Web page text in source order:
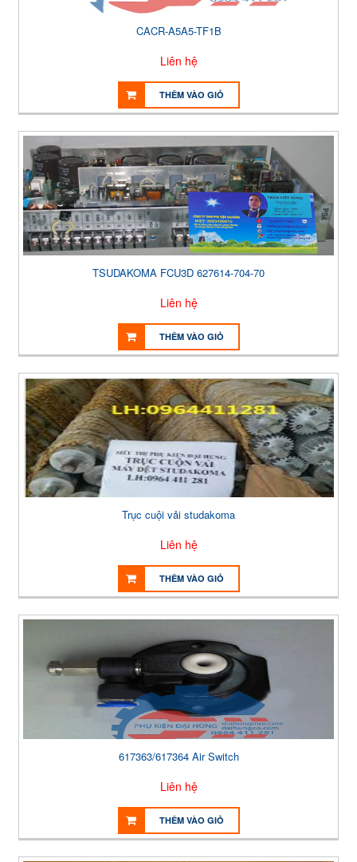
CACR-A5A5-TF1B
Liên hệ
THÊM VÀO GIỎ
TSUDAKOMA FCU3D 627614-704-70
Liên hệ
THÊM VÀO GIỎ
Trục cuội vải studakoma
Liên hệ
THÊM VÀO GIỎ
617363/617364 Air Switch
Liên hệ
THÊM VÀO GIỎ